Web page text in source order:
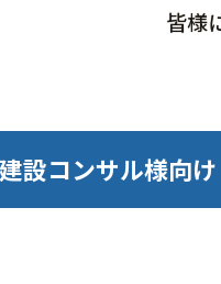
皆様
設コンサル様向け